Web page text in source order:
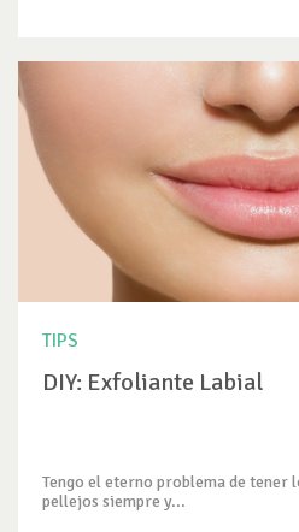
TIPS
DIY: Exfoliante Labial
Tengo el eterno problema de tener
pellejos siempre y...